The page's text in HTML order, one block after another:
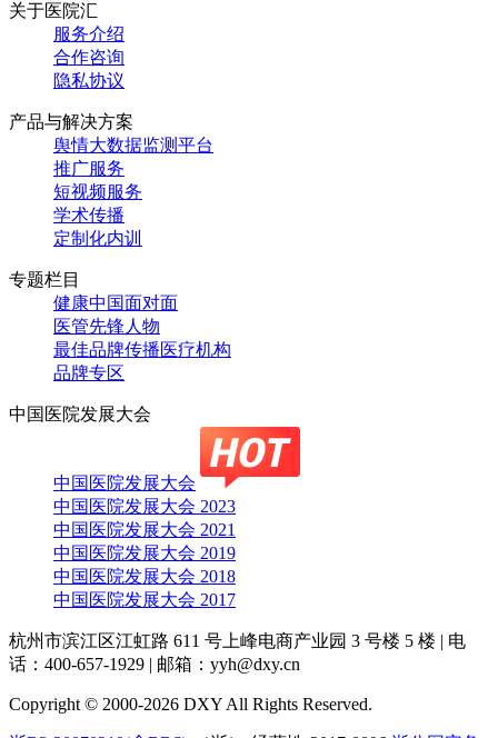
关于医院汇
服务介绍
合作咨询
隐私协议
产品与解决方案
舆情大数据监测平台
推广服务
短视频服务
学术传播
定制化内训
专题栏目
健康中国面对面
医管先锋人物
最佳品牌传播医疗机构
品牌专区
中国医院发展大会
中国医院发展大会
中国医院发展大会 2023
中国医院发展大会 2021
中国医院发展大会 2019
中国医院发展大会 2018
中国医院发展大会 2017
杭州市滨江区江虹路 611 号上峰电商产业园 3 号楼 5 楼 | 电
话：400-657-1929 | 邮箱：yyh@dxy.cn
Copyright © 2000-2026 DXY All Rights Reserved.